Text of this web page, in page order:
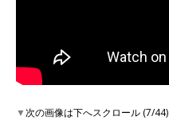
▼次の画像は下へスクロール (7/44)